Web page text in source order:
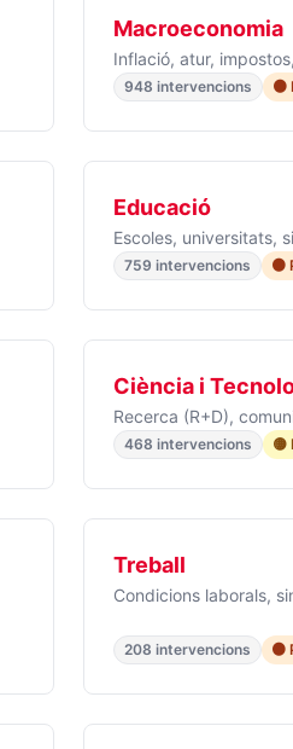
Macroeconomia
Inflació, atur,
948 intervencions 🟠
Educació
Escoles, universitats,
759 intervencions 🟠
Ciència i
Recerca (R+D),
468 intervencions 🟡
Treball
Condicions laborals,
208 intervencions 🟠